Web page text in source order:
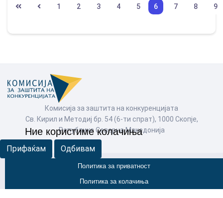
1 2 3 4 5 6 7 8 9
Комисија за заштита на конкуренцијата
Св. Кирил и Методиј бр. 54 (6-ти спрат), 1000 Скопје,
Република Северна Македонија
© Комисија за заштита на конкуренцијата 2026
Пребарај
Ние користиме колачиња
Прифаќам Одбивам
Политика за приватност
Политика за колачиња